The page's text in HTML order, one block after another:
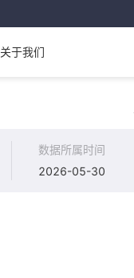
关于我们
数据所属时间
2026-05-30